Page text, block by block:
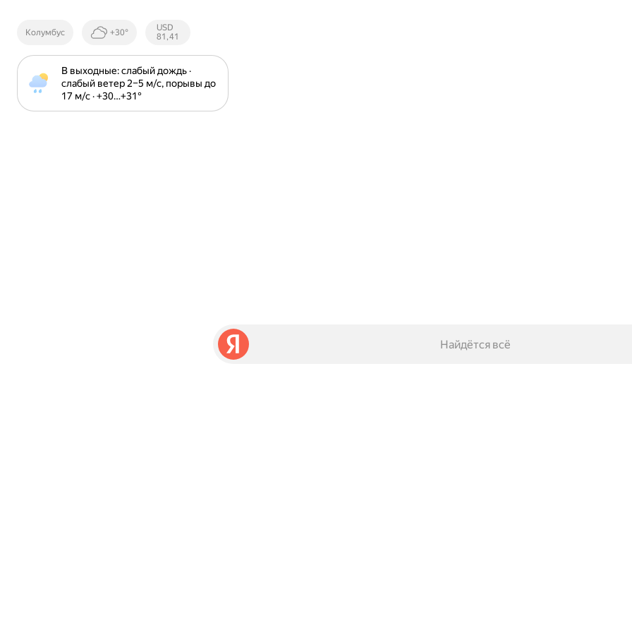
Колумбус +30°
Курсы ЦБ
РФ
USD
81,41
В выходные: слабый дождь ·
слабый ветер 2⁠–⁠5 м⁠/⁠с, порывы до
17 м⁠/⁠с · +30⁠…⁠+31⁠°